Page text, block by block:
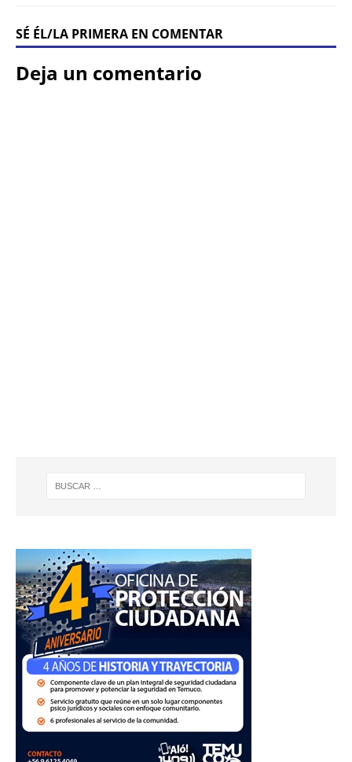
SÉ ÉL/LA PRIMERA EN COMENTAR
Deja un comentario